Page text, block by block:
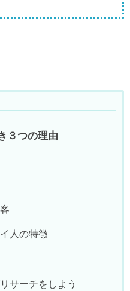
３つの理由
人の特徴
サーチをしよう